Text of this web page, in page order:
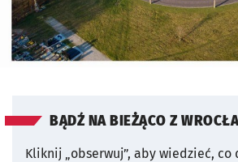
BĄDŹ NA BIEŻĄCO Z
Kliknij „obserwuj”, aby wiedzieć, co